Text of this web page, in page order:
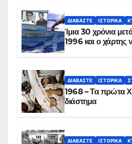
ΔΙΑΒΆΣΤΕ ΙΣΤΟΡΙΚΆ
Ίμια 30 χρόνια
ΔΙΑΒΆΣΤΕ ΙΣΤΟΡΙΚΆ
1968 – Τα πρώτα
διάστημα
ΔΙΑΒΆΣΤΕ ΙΣΤΟΡΙΚΆ